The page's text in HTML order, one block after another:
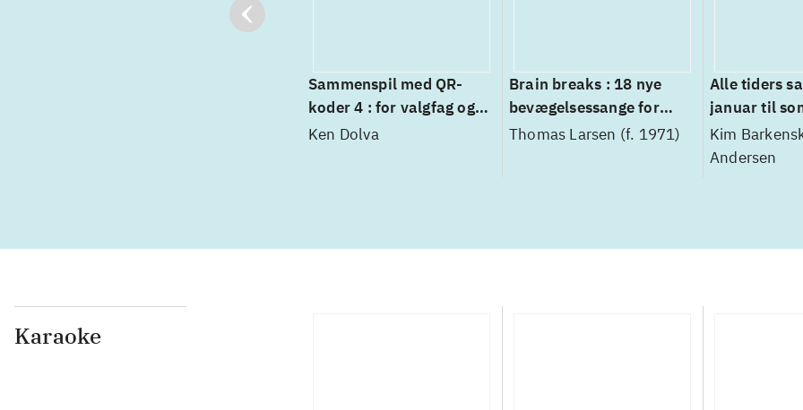
Sammenspil med QR-
koder 4 : for valgfag og
mellemtrin - med links til
Ken Dolva
Brain breaks : 18 nye
bevægelsessange for
indskolingen
Thomas Larsen (f. 1971)
Alle tiders
januar til
Kim
Andersen
Karaoke